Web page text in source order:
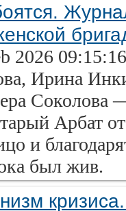
2026
Ирина
Соколова
Арбат
и
был жив.